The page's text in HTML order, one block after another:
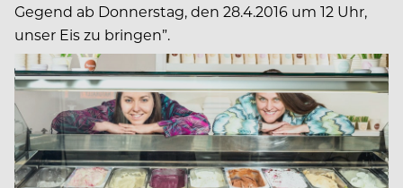
Gegend ab Donnerstag, den 28.4.2016 um 12 Uhr,
unser Eis zu bringen”.